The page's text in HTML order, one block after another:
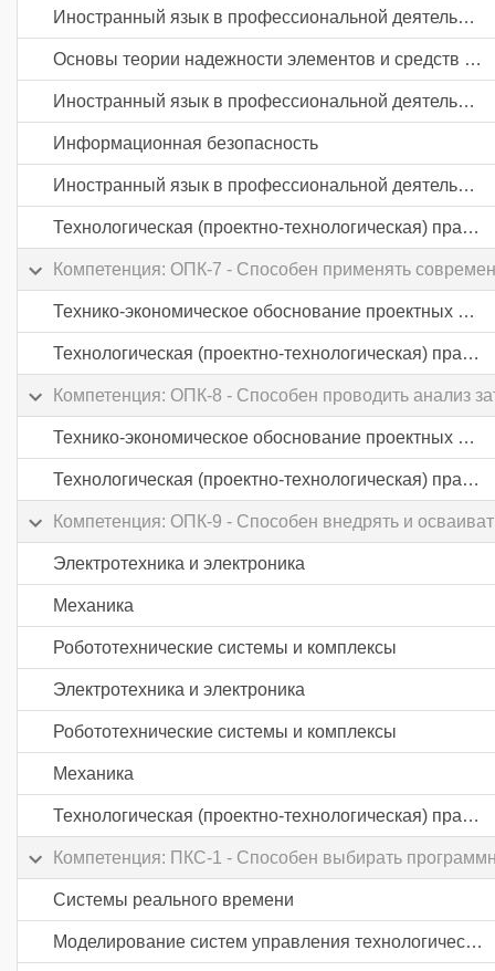
Иностранный язык в профессиональной деятельности
Основы теории надежности элементов и средств автоматики
Иностранный язык в профессиональной деятельности
Информационная безопасность
Иностранный язык в профессиональной деятельности
Технологическая (проектно-технологическая) практика
Компетенция: ОПК-7 - Способен применять
Технико-экономическое обоснование проектных решений
Технологическая (проектно-технологическая) практика
Компетенция: ОПК-8 - Способен проводить анализ
Технико-экономическое обоснование проектных решений
Технологическая (проектно-технологическая) практика
Компетенция: ОПК-9 - Способен внедрять и
Электротехника и электроника
Механика
Робототехнические системы и комплексы
Электротехника и электроника
Робототехнические системы и комплексы
Механика
Технологическая (проектно-технологическая) практика
Компетенция: ПКС-1 - Способен выбирать
Системы реального времени
Моделирование систем управления технологическими процессами в пищевой промышленности